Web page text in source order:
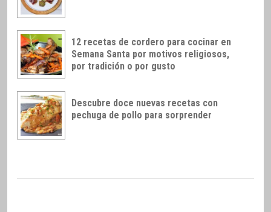
12 recetas de cordero para cocinar en
Semana Santa por motivos religiosos,
por tradición o por gusto
Descubre doce nuevas recetas con
pechuga de pollo para sorprender